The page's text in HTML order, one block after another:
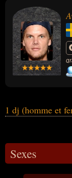
concerne leurs
avoir été suèdois
1 dj (homme et
Sexes